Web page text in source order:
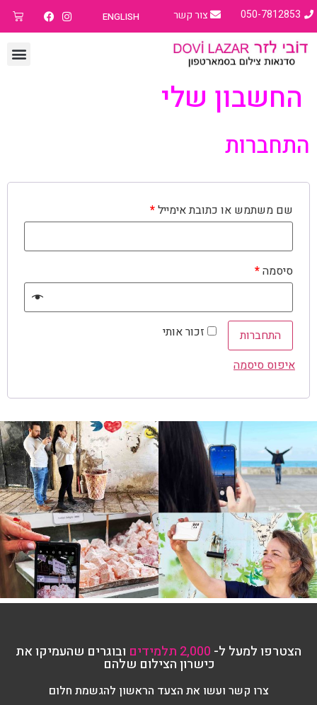
050-7812853 צור קשר ENGLISH
החשבון שלי
התחברות
שם משתמש או כתובת אימייל*
סיסמה*
זכור אותי
התחברות
איפוס סיסמה
הצטרפו למעל ל- 2,000 תלמידים ובוגרים שהעמיקו את
כישרון הצילום שלהם
צרו קשר ועשו את הצעד הראשון להגשמת חלום